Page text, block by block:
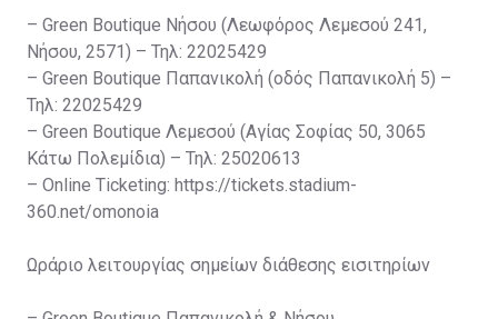
– Green Boutique Νήσου (Λεωφόρος Λεμεσού 241,
Νήσου, 2571) – Τηλ: 22025429
– Green Boutique Παπανικολή (οδός Παπανικολή 5) –
Τηλ: 22025429
– Green Boutique Λεμεσού (Αγίας Σοφίας 50, 3065
Κάτω Πολεμίδια) – Τηλ: 25020613
– Online Ticketing: https://tickets.stadium-
360.net/omonoia
Ωράριο λειτουργίας σημείων διάθεσης εισιτηρίων